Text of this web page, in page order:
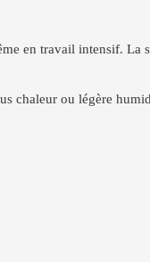
en travail intensif. La
chaleur ou légère